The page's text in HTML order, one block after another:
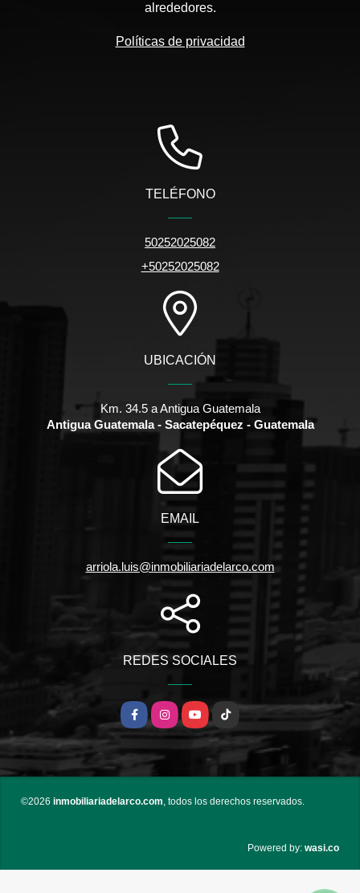
alrededores.
Políticas de privacidad
TELÉFONO
50252025082
+50252025082
UBICACIÓN
Km. 34.5 a Antigua Guatemala
Antigua Guatemala - Sacatepéquez - Guatemala
EMAIL
arriola.luis@inmobiliariadelarco.com
REDES SOCIALES
FacebookInstagramYouTubeTikTok
©2026 inmobiliariadelarco.com, todos los derechos reservados.
Powered by: wasi.co